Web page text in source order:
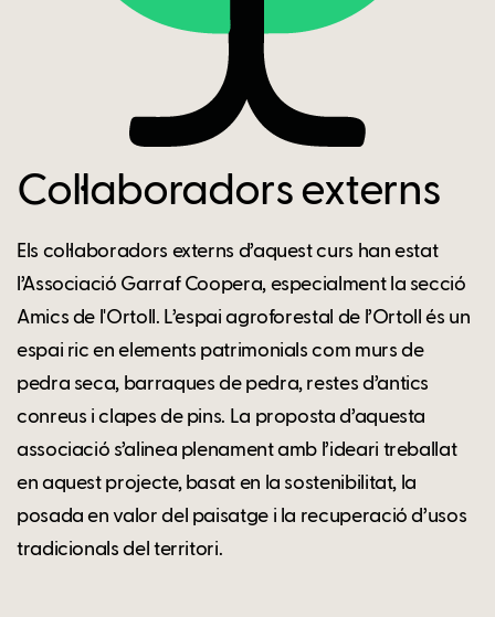
Col·laboradors externs
Els col·laboradors externs d’aquest curs han estat
l’Associació Garraf Coopera, especialment la secció
Amics de l'Ortoll. L’espai agroforestal de l’Ortoll és un
espai ric en elements patrimonials com murs de
pedra seca, barraques de pedra, restes d’antics
conreus i clapes de pins. La proposta d’aquesta
associació s’alinea plenament amb l’ideari treballat
en aquest projecte, basat en la sostenibilitat, la
posada en valor del paisatge i la recuperació d’usos
tradicionals del territori.